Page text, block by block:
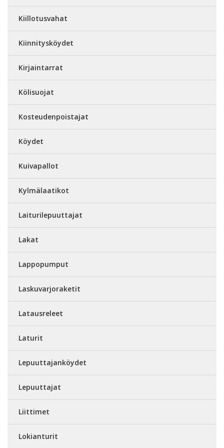
Kiillotusvahat
Kiinnitysköydet
Kirjaintarrat
Kölisuojat
Kosteudenpoistajat
Köydet
Kuivapallot
Kylmälaatikot
Laiturilepuuttajat
Lakat
Lappopumput
Laskuvarjoraketit
Latausreleet
Laturit
Lepuuttajanköydet
Lepuuttajat
Liittimet
Lokianturit